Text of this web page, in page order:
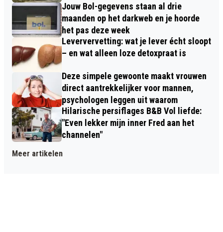
Jouw Bol-gegevens staan al drie
maanden op het darkweb en je hoorde
het pas deze week
Leververvetting: wat je lever écht sloopt
– en wat alleen loze detoxpraat is
Deze simpele gewoonte maakt vrouwen
direct aantrekkelijker voor mannen,
psychologen leggen uit waarom
Hilarische persiflages B&B Vol liefde:
"Even lekker mijn inner Fred aan het
channelen"
Meer artikelen